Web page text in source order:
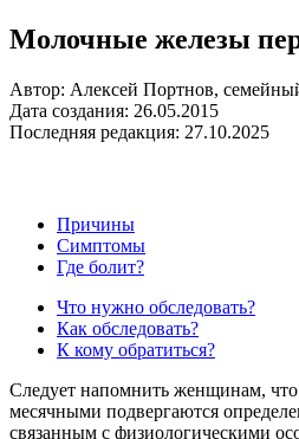
Молочные железы
Автор: Алексей Портнов,
Дата создания: 26.05.2015
Последняя редакция: 27.10.2025
Причины
Симптомы
Где болит?
Что нужно обследовать?
Как обследовать?
К кому обратиться?
Следует напомнить женщинам,
месячными подвергаются
связанным с физиологическими